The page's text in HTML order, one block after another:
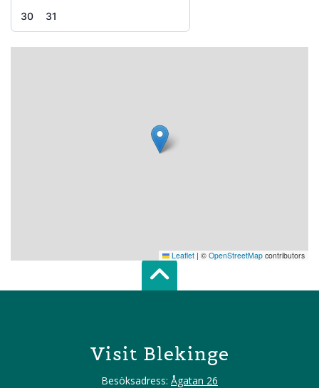
30
31
Leaflet | © OpenStreetMap contributors
Scroll top of
Visit Blekinge
Besöksadress: Ågatan 26